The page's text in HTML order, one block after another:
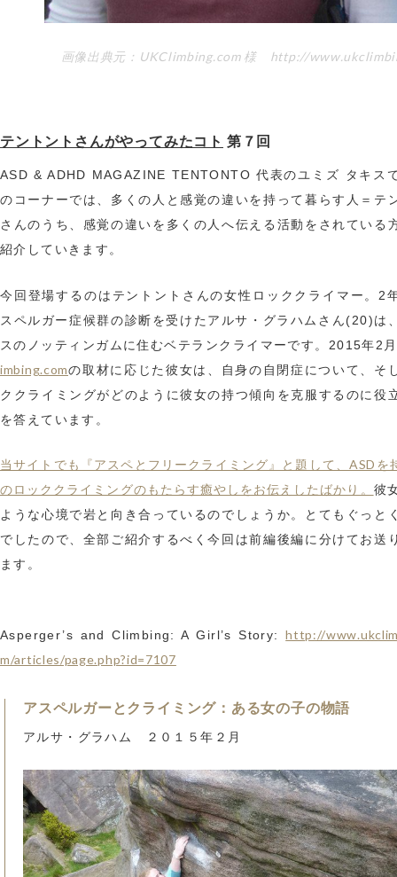
画像出典元：UKClimbing.com 様 http://
テントントさんがやってみたコト 第７回
ASD & ADHD MAGAZINE TENTONTO 代表のユミズ タキス
のコーナーでは、多くの人と感覚の違いを持って暮らす人＝テ
さんのうち、感覚の違いを多くの人へ伝える活動をされている
紹介していきます。
今回登場するのはテントントさんの女性ロッククライマー。2
スペルガー症候群の診断を受けたアルサ・グラハムさん(20)は
スのノッティンガムに住むベテランクライマーです。2015年2
imbing.comの取材に応じた彼女は、自身の自閉症について、そ
ククライミングがどのように彼女の持つ傾向を克服するのに役
を答えています。
当サイトでも『アスペとフリークライミング』と題して、ASDを
のロッククライミングのもたらす癒やしをお伝えしたばかり。 彼
ような心境で岩と向き合っているのでしょうか。とてもぐっと
でしたので、全部ご紹介するべく今回は前編後編に分けてお送
ます。
Asperger’s and Climbing: A Girl’s Story:http://
m/articles/page.php?id=7107
アスペルガーとクライミング：ある女の子の物語
アルサ・グラハム ２０１５年２月